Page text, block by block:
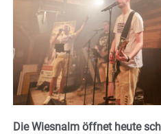
Die Wiesnalm öffnet heute